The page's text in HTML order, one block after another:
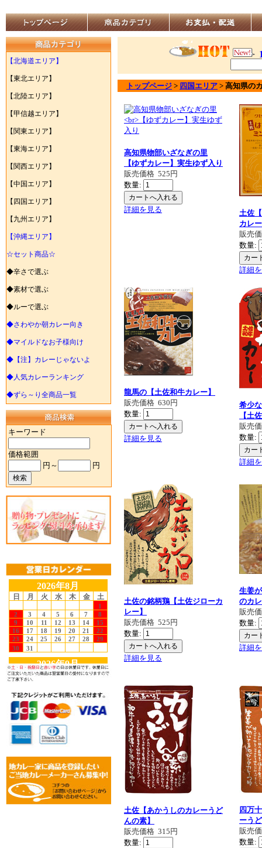
【北海道エリア】
【東北エリア】
【北陸エリア】
【甲信越エリア】
【関東エリア】
【東海エリア】
【関西エリア】
【中国エリア】
【四国エリア】
【九州エリア】
【沖縄エリア】
☆セット商品☆
◆辛さで選ぶ
◆素材で選ぶ
◆ルーで選ぶ
◆さわやか朝カレー向き
◆マイルドなお子様向け
◆【注】カレーじゃないよ
◆人気カレーランキング
◆ずら～り全商品一覧
キーワード
価格範囲
円～
円
トップページ > 四国エリア > 高知県の
高知県物部いざなぎの里
【ゆずカレー】実生ゆず入り
販売価格 525円
数量:
詳細を見る
土佐
カレ
販売
数量:
詳細
龍馬の【土佐和牛カレー】
販売価格 630円
数量:
詳細を見る
希少
【土
販売
数量:
詳細
土佐の銘柄鶏【土佐ジローカ
レー】
販売価格 525円
数量:
詳細を見る
生姜
のカ
販売
数量:
詳細
土佐【あかうしのカレーうど
んの素】
販売価格 315円
数量:
四万
ーう
販売
数量: